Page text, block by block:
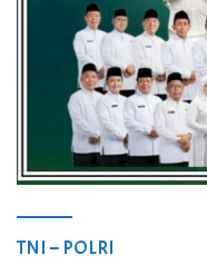
TNI – POLRI